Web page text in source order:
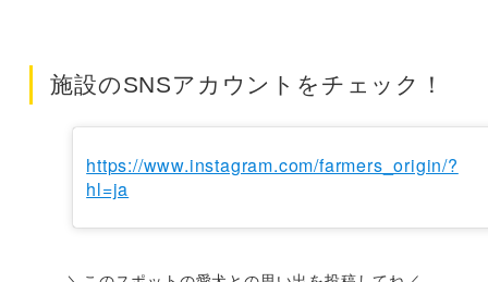
施設のSNSアカウントをチェック！
https://www.instagram.com/farmers_origin/?
hl=ja